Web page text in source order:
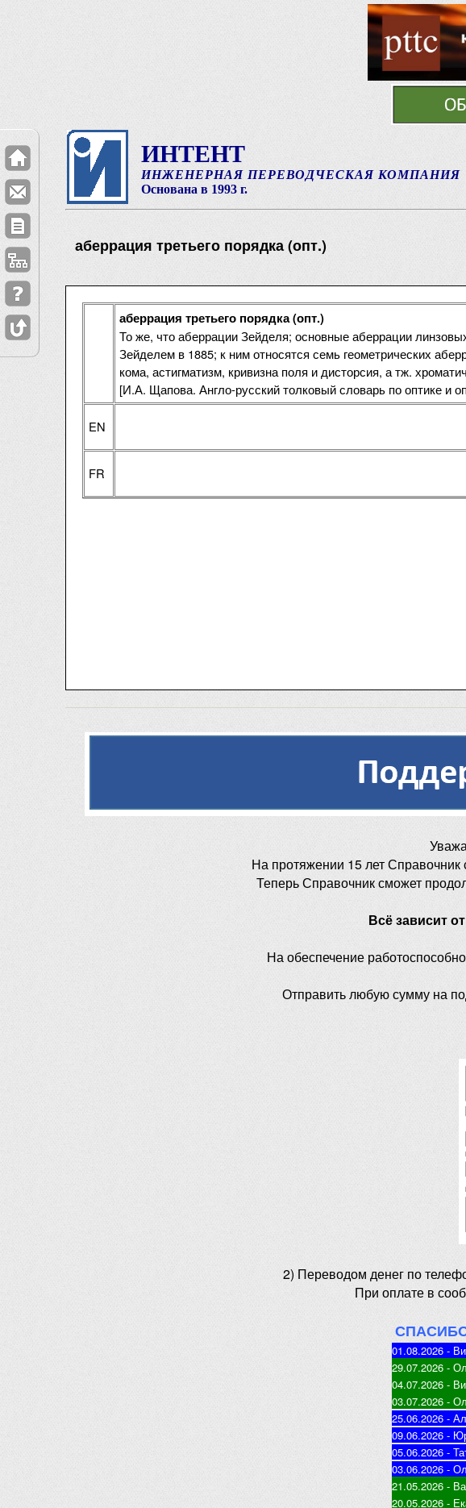
ИНТЕНТ
ИНЖЕНЕРНАЯ ПЕРЕВОДЧЕСКАЯ КОМПАНИЯ
Основана в 1993 г.
аберрация третьего порядка (опт.)
аберрация третьего порядка (опт.)
То же, что аберрации Зейделя; основные аберрации
Зейделем в 1885; к ним относятся семь геометрических
кома, астигматизм, кривизна поля и дисторсия, а тж.
[И.А. Щапова. Англо-русский толковый словарь по оптике и
EN
FR
На протяжении 15 лет
Теперь Справочник сможет
Всё зависит
На обеспечение
Отправить любую сумму на
2) Переводом денег по
При оплате в
01.08.2026 -
29.07.2026 -
04.07.2026 -
03.07.2026 -
25.06.2026 -
09.06.2026 -
05.06.2026 -
03.06.2026 -
21.05.2026 -
20.05.2026 -